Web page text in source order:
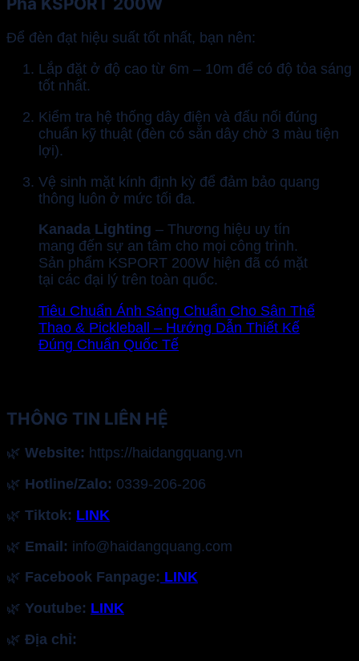
Để đèn đạt hiệu suất tốt nhất, bạn nên:
Lắp đặt ở độ cao từ 6m – 10m để có độ tỏa sáng
tốt nhất.
Kiểm tra hệ thống dây điện và đấu nối đúng
chuẩn kỹ thuật (đèn có sẵn dây chờ 3 màu tiện
lợi).
Vệ sinh mặt kính định kỳ để đảm bảo quang
thông luôn ở mức tối đa.
Kanada Lighting – Thương hiệu uy tín
mang đến sự an tâm cho mọi công trình.
Sản phẩm KSPORT 200W hiện đã có mặt
tại các đại lý trên toàn quốc.
Tiêu Chuẩn Ánh Sáng Chuẩn Cho Sân Thể
Thao & Pickleball – Hướng Dẫn Thiết Kế
Đúng Chuẩn Quốc Tế
THÔNG TIN LIÊN HỆ
🌿 Website: https://haidangquang.vn
🌿 Hotline/Zalo: 0339-206-206
🌿 Tiktok: LINK
🌿 Email: info@haidangquang.com
🌿 Facebook Fanpage: LINK
🌿 Youtube: LINK
🌿 Địa chỉ: